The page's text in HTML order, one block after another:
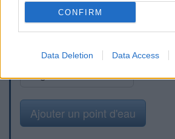
CONFIRM
Data Deletion Data Access
Ajouter un point d'eau